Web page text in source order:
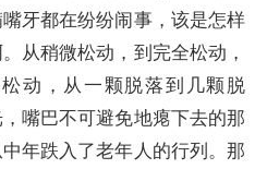
牙都在纷纷闹事，该是怎样
从稍微松动，到完全松动，
动，从一颗脱落到几颗脱
嘴巴不可避免地瘪下去的那
年跌入了老年人的行列。那